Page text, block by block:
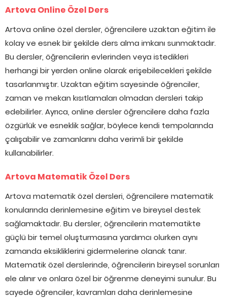
Artova Online Özel Ders
Artova online özel dersler, öğrencilere uzaktan eğitim ile
kolay ve esnek bir şekilde ders alma imkanı sunmaktadır.
Bu dersler, öğrencilerin evlerinden veya istedikleri
herhangi bir yerden online olarak erişebilecekleri şekilde
tasarlanmıştır. Uzaktan eğitim sayesinde öğrenciler,
zaman ve mekan kısıtlamaları olmadan dersleri takip
edebilirler. Ayrıca, online dersler öğrencilere daha fazla
özgürlük ve esneklik sağlar, böylece kendi tempolarında
çalışabilir ve zamanlarını daha verimli bir şekilde
kullanabilirler.
Artova Matematik Özel Ders
Artova matematik özel dersleri, öğrencilere matematik
konularında derinlemesine eğitim ve bireysel destek
sağlamaktadır. Bu dersler, öğrencilerin matematikte
güçlü bir temel oluşturmasına yardımcı olurken aynı
zamanda eksikliklerini gidermelerine olanak tanır.
Matematik özel derslerinde, öğrencilerin bireysel sorunları
ele alınır ve onlara özel bir öğrenme deneyimi sunulur. Bu
sayede öğrenciler, kavramları daha derinlemesine